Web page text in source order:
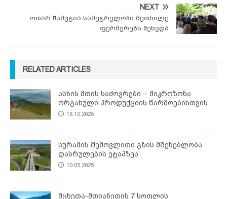
NEXT
ოთარ შამუგია სამეგრელოში მეთხილე
ფერმერებს შეხვდა
RELATED ARTICLES
ასხის მთის საძოვრები – მიკროზონა
ორგანული პროდუქციის წარმოებისთვის
16.10.2025
სურამის შემოვლითი გზის მშენებლობა
დასრულების ეტაპზეა
10.05.2025
მცხეთა-მთიანეთის 7 სოფლის